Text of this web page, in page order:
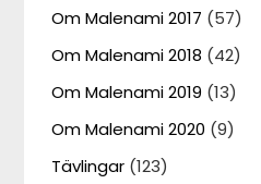
Om Malenami 2017 (57)
Om Malenami 2018 (42)
Om Malenami 2019 (13)
Om Malenami 2020 (9)
Tävlingar (123)